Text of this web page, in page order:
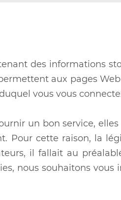
des informations
aux pages
vous vous
un bon service,
Pour cette raison, la
il fallait au
nous souhaitons